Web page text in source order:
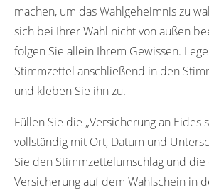
machen, um das Wahlgeheimnis zu
sich bei Ihrer Wahl nicht von außen
folgen Sie allein Ihrem Gewissen.
Stimmzettel anschließend in den
und kleben Sie ihn zu.
Füllen Sie die „Versicherung an Eides
vollständig mit Ort, Datum und
Sie den Stimmzettelumschlag und
Versicherung auf dem Wahlschein in